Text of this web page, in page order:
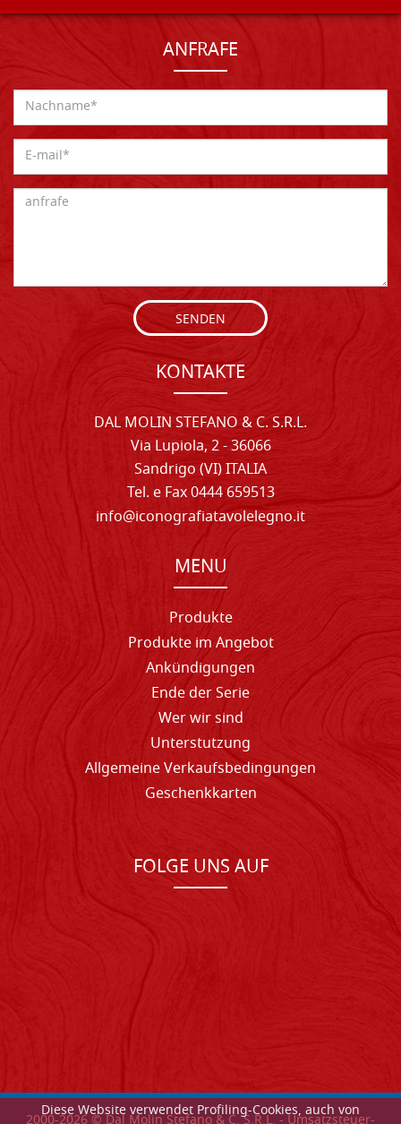
Diese Website verwendet Profiling-Cookies, auch von
ANFRAFE
SENDEN
KONTAKTE
DAL MOLIN STEFANO & C. S.R.L.
Via Lupiola, 2 - 36066
Sandrigo (VI) ITALIA
Tel. e Fax 0444 659513
info@iconografiatavolelegno.it
MENU
Produkte
Produkte im Angebot
Ankündigungen
Ende der Serie
Wer wir sind
Unterstutzung
Allgemeine Verkaufsbedingungen
Geschenkkarten
FOLGE UNS AUF